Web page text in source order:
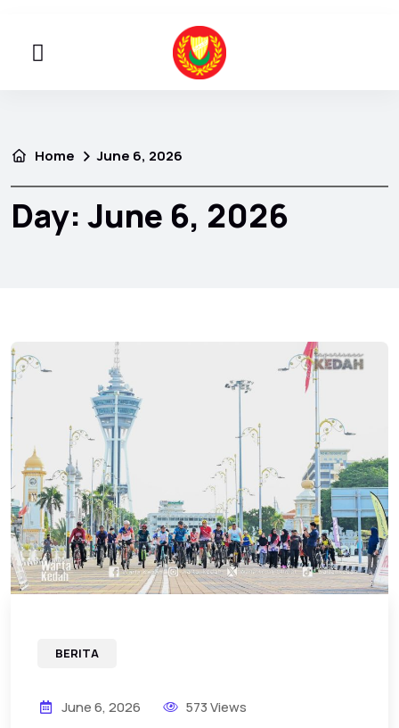
Home June 6, 2026
Day: June 6, 2026
BERITA
June 6, 2026 573 Views